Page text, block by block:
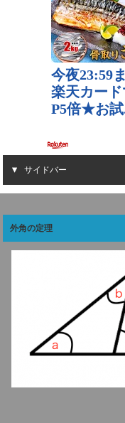
サイドバー
外角の定理